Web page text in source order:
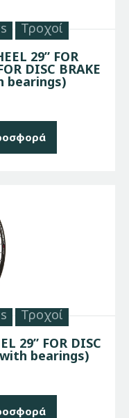
Τροχοί
29” FOR
DISC BRAKE
bearings)
Τροχοί
29” FOR DISC
bearings)